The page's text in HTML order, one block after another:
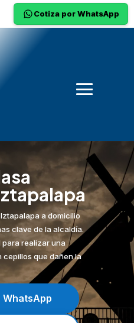
Cotiza por WhatsApp
a domicilio
clave de la alcaldía.
para realizar una
cepillos que dañen la